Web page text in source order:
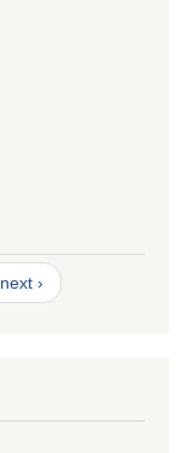
next ›